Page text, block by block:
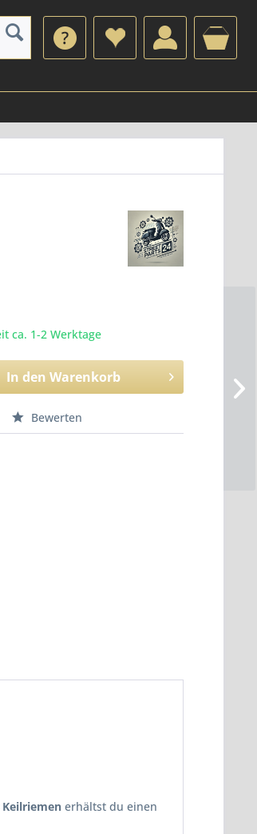
ca. 1-2 Werktage
In den Warenkorb
Bewerten
erhältst du einen